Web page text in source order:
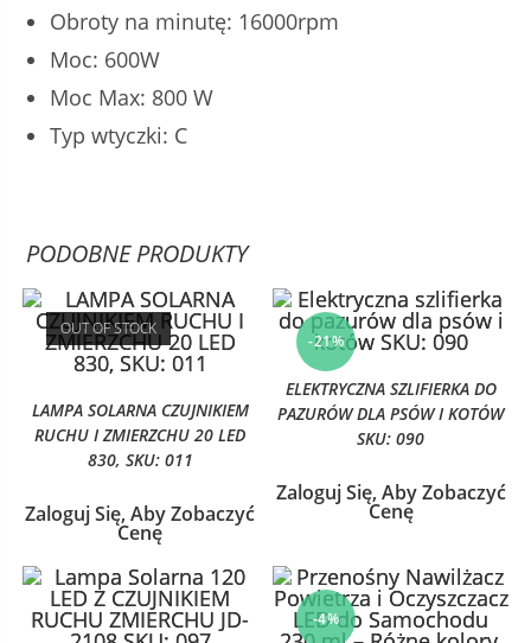
Obroty na minutę: 16000rpm
Moc: 600W
Moc Max: 800 W
Typ wtyczki: C
PODOBNE PRODUKTY
OUT OF STOCK
LAMPA SOLARNA CZUJNIKIEM
RUCHU I ZMIERZCHU 20 LED
830, SKU: 011
Zaloguj Się, Aby Zobaczyć
Cenę
-21%
ELEKTRYCZNA SZLIFIERKA DO
PAZURÓW DLA PSÓW I KOTÓW
SKU: 090
Zaloguj Się, Aby Zobaczyć
Cenę
-4%